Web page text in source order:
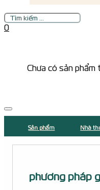
Tìm
kiếm
0
Chưa có sản phẩm
Sản phẩm Nhà
phương pháp